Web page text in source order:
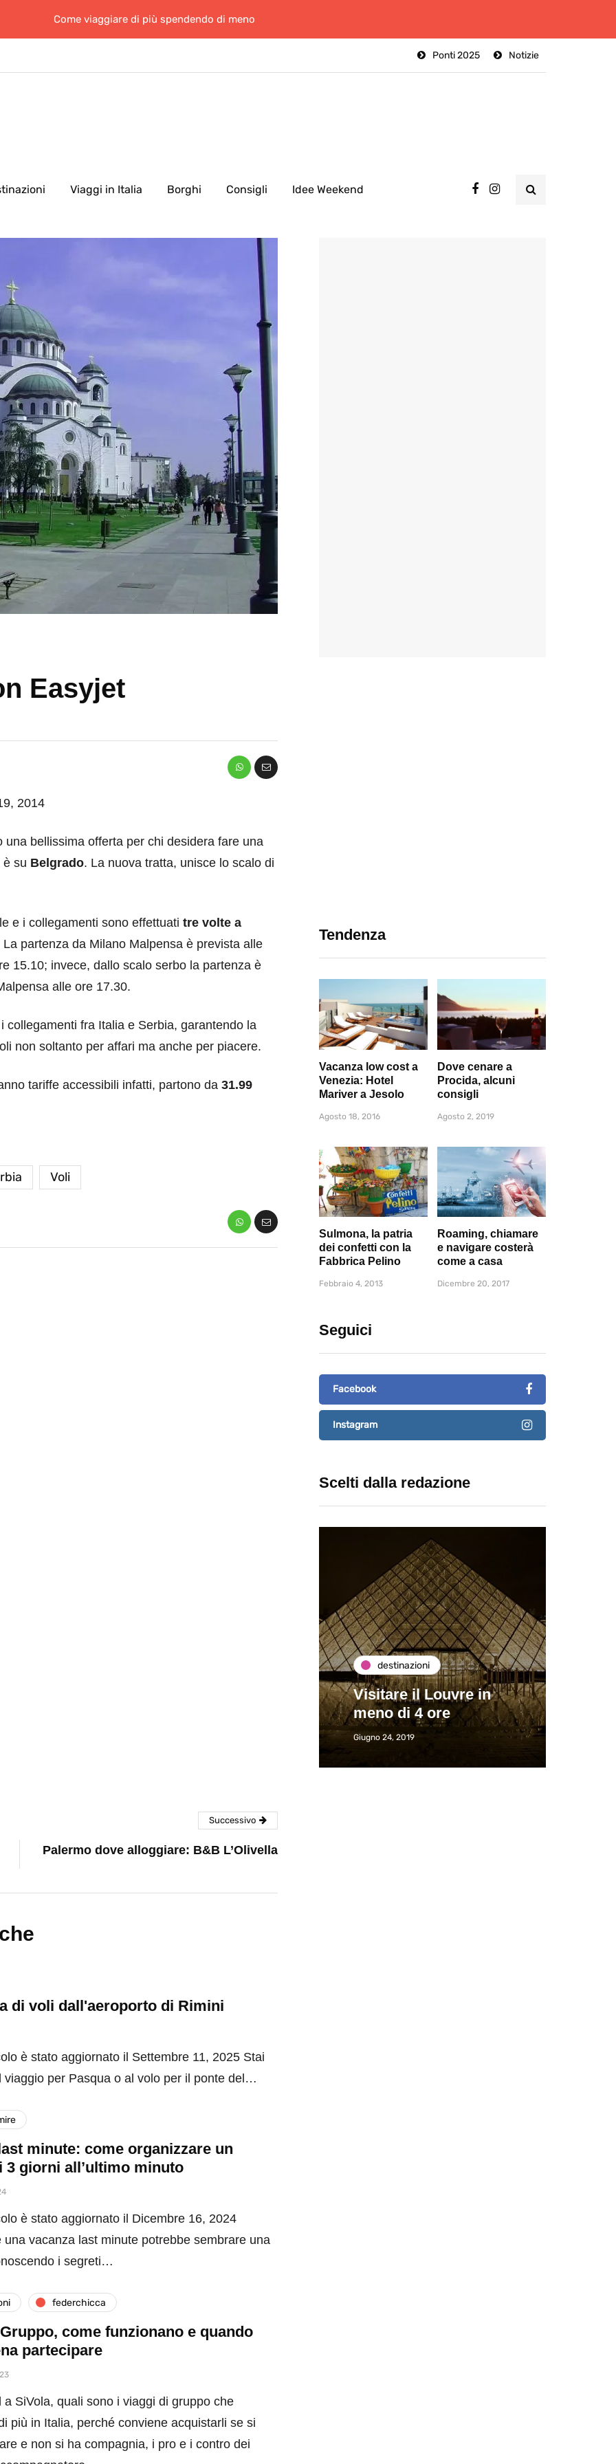
Come viaggiare di più spendendo di meno
Notizie
Ponti 2025
Viaggi in Italia Borghi Consigli Idee Weekend
Easyjet
2014
una bellissima offerta per chi desidera fare una
è su Belgrado. La nuova tratta, unisce lo scalo di
e i collegamenti sono effettuati tre volte a
partenza da Milano Malpensa è prevista alle
15.10; invece, dallo scalo serbo la partenza è
alle ore 17.30.
fra Italia e Serbia, garantendo la
non soltanto per affari ma anche per piacere.
tariffe accessibili infatti, partono da 31.99
Voli
Tendenza
Vacanza low cost a
Venezia: Hotel
Mariver a Jesolo
Agosto 18, 2016
Dove cenare a
Procida, alcuni
consigli
Agosto 2, 2019
Sulmona, la patria
dei confetti con la
Fabbrica Pelino
Febbraio 4, 2013
Roaming, chiamare
e navigare costerà
come a casa
Dicembre 20, 2017
Seguici
Facebook
Instagram
Scelti dalla redazione
destinazioni
Visitare il Louvre in
meno di 4 ore
Giugno 24, 2019
Successivo
Palermo dove alloggiare: B&B L’Olivella
di voli dall'aeroporto di Rimini
è stato aggiornato il Settembre 11, 2025 Stai
viaggio per Pasqua o al volo per il ponte del…
minute: come organizzare un
3 giorni all’ultimo minuto
è stato aggiornato il Dicembre 16, 2024
una vacanza last minute potrebbe sembrare una
i segreti…
federchicca
come funzionano e quando
partecipare
a SiVola, quali sono i viaggi di gruppo che
più in Italia, perché conviene acquistarli se si
e non si ha compagnia, i pro e i contro dei